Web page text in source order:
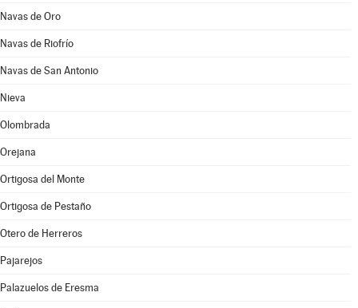
Navas de Oro
Navas de Riofrío
Navas de San Antonio
Nieva
Olombrada
Orejana
Ortigosa del Monte
Ortigosa de Pestaño
Otero de Herreros
Pajarejos
Palazuelos de Eresma